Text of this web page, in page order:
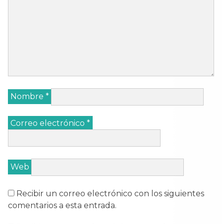
Nombre *
Correo electrónico *
Web
Recibir un correo electrónico con los siguientes
comentarios a esta entrada.